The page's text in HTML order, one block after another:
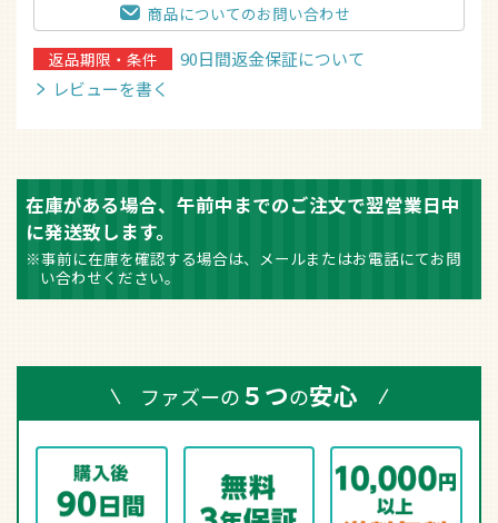
商品についてのお問い合わせ
返品期限・条件
90日間返金保証について
レビューを書く
在庫がある場合、午前中までのご注文で翌営業日中
に発送致します。
※事前に在庫を確認する場合は、メールまたはお電話にてお問
い合わせください。
ファズーの５つの安心